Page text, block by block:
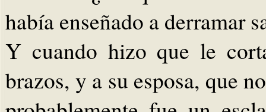
había enseñado a derramar
Y cuando hizo que le
brazos, y a su esposa, que